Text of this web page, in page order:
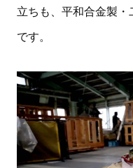
立ちも、平和合金製・
です。